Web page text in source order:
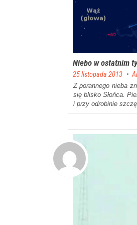
Niebo w ostatnim
Posted on
25 listopada 2013 by
Z porannego nieba
się blisko Słońca.
i przy odrobinie